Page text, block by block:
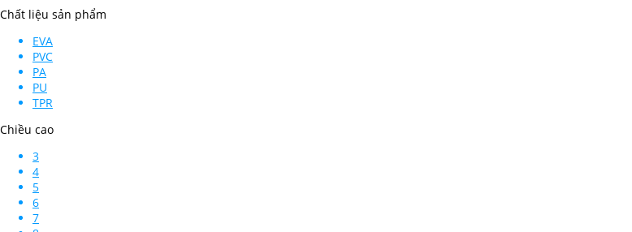
Chất liệu sản phẩm
EVA
PVC
PA
PU
TPR
Chiều cao
3
4
5
6
7